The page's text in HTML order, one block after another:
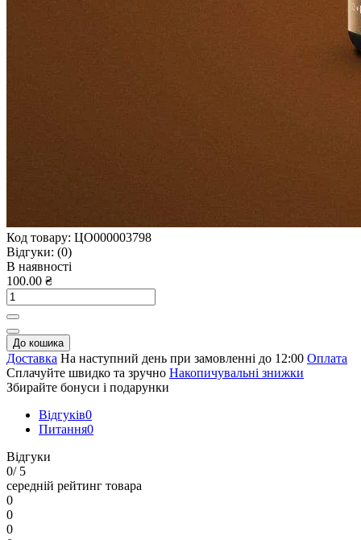
Код товару: ЦО000003798
Відгуки: (0)
В наявності
100.00 ₴
До кошика
Доставка На наступний день при замовленні до 12:00 Оплата
Сплачуйте швидко та зручно Накопичувальні знижки
Збирайте бонуси і подарунки
Відгуків0
Питання0
Відгуки
0/ 5
середній рейтинг товара
0
0
0